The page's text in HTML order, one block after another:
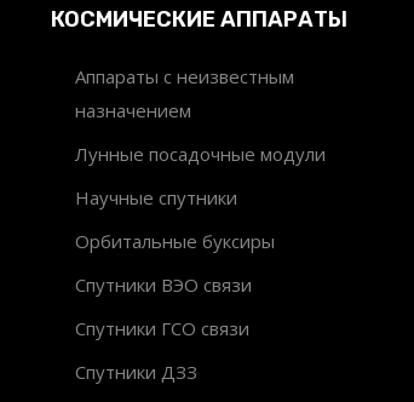
КОСМИЧЕСКИЕ АППАРАТЫ
Аппараты с неизвестным
назначением
Лунные посадочные модули
Научные спутники
Орбитальные буксиры
Спутники ВЭО связи
Спутники ГСО связи
Спутники ДЗЗ